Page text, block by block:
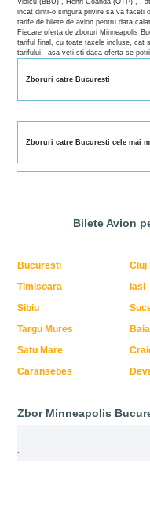
Vlaicu (BBU) , Henri Coanda (OTP) , ,
incat dintr-o singura privire sa va faceti
tarife de bilete de avion pentru data
Fiecare oferta de zboruri Minneapolis
tariful final, cu toate taxele incluse, cat
tarifului - asa veti sti daca oferta se
Zboruri catre Bucuresti
Zboruri catre Bucuresti cele mai
Bilete Avion
Bucuresti Cluj
Timisoara
Iasi
Sibiu
Targu Mures
Satu Mare
Caransebes
Zbor Minneapolis
.